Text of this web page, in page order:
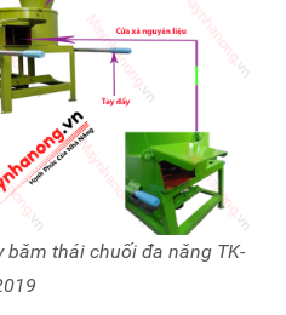
băm thái chuối đa năng TK-